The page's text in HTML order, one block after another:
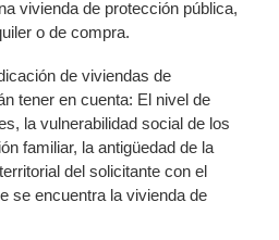
vivienda de protección pública,
o de compra.
de viviendas de
tener en cuenta: El nivel de
la vulnerabilidad social de los
familiar, la antigüedad de la
del solicitante con el
se encuentra la vivienda de